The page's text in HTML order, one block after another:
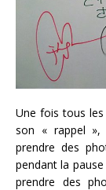
Une fois tous
son « rappel
prendre des
pendant la
prendre des